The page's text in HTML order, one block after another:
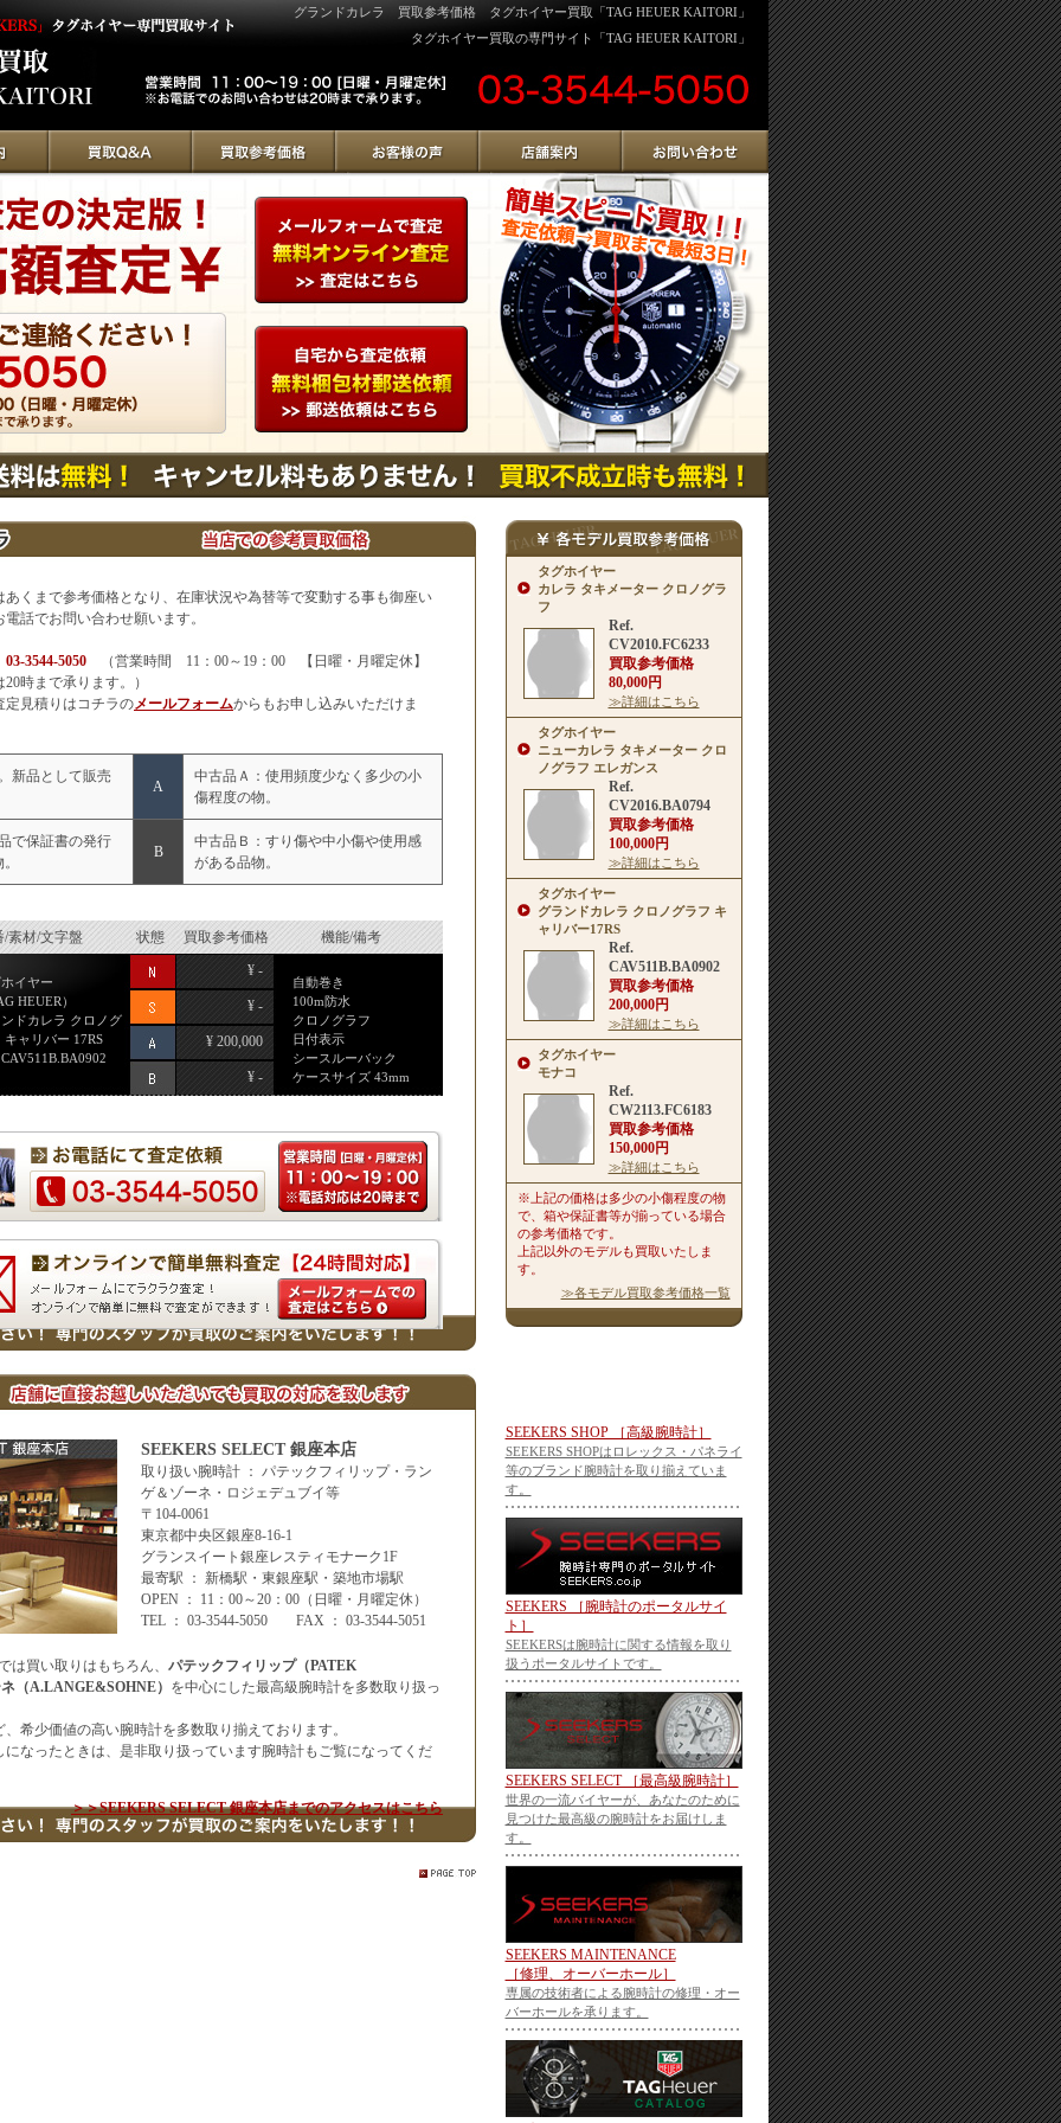
グランドカレラ 買取参考価格 タグホイヤー買取「TAG HEUER KAITORI」
タグホイヤー買取の専門サイト「TAG HEUER KAITORI」
くまで参考価格となり、在庫状況や為替等で変動する事も御座い
話でお問い合わせ願います。
03-3544-5050 （営業時間 11：00～19：00 【日曜・月曜定休】
時まで承ります。）
定見積りはコチラのメールフォームからもお申し込みいただけま
新品として販売
A
中古品Ａ：使用頻度少なく多少の小
傷程度の物。
で保証書の発行
B
中古品Ｂ：すり傷や中小傷や使用感
がある品物。
/素材/文字盤 状態 買取参考価格 機能/備考
イヤー
HEUER）
ドカレラ クロノグ
キャリバー 17RS
¥ -
自動巻き
100m防水
クロノグラフ
日付表示
シースルーバック
ケースサイズ 43mm
¥ -
¥ 200,000
¥ -
SEEKERS SELECT 銀座本店
取り扱い腕時計 ： パテックフィリップ・ラン
ゲ＆ゾーネ・ロジェデュブイ等
〒104-0061
東京都中央区銀座8-16-1
グランスイート銀座レスティモナーク1F
最寄駅 ： 新橋駅・東銀座駅・築地市場駅
OPEN ： 11：00～20：00（日曜・月曜定休）
TEL ： 03-3544-5050 FAX ： 03-3544-5051
は買い取りはもちろん、 パテックフィリップ（PATEK
（A.LANGE&SOHNE） を中心にした最高級腕時計を多数取り扱っ
希少価値の高い腕時計を多数取り揃えております。
なったときは、是非取り扱っています腕時計もご覧になってくだ
＞＞SEEKERS SELECT 銀座本店までのアクセスはこちら
タグホイヤー
カレラ タキメーター クロノグラ
フ
Ref.
CV2010.FC6233
買取参考価格
80,000円
≫詳細はこちら
タグホイヤー
ニューカレラ タキメーター クロ
ノグラフ エレガンス
Ref.
CV2016.BA0794
買取参考価格
100,000円
≫詳細はこちら
タグホイヤー
グランドカレラ クロノグラフ キ
ャリバー17RS
Ref.
CAV511B.BA0902
買取参考価格
200,000円
≫詳細はこちら
タグホイヤー
モナコ
Ref.
CW2113.FC6183
買取参考価格
150,000円
≫詳細はこちら
※上記の価格は多少の小傷程度の物
で、箱や保証書等が揃っている場合
の参考価格です。
上記以外のモデルも買取いたしま
す。
≫各モデル買取参考価格一覧
SEEKERS SHOP ［高級腕時計］
SEEKERS SHOPはロレックス・パネライ
等のブランド腕時計を取り揃えていま
す。
SEEKERS ［腕時計のポータルサイ
ト］
SEEKERSは腕時計に関する情報を取り
扱うポータルサイトです。
SEEKERS SELECT ［最高級腕時計］
世界の一流バイヤーが、あなたのために
見つけた最高級の腕時計をお届けしま
す。
SEEKERS MAINTENANCE
［修理、オーバーホール］
専属の技術者による腕時計の修理・オー
バーホールを承ります。